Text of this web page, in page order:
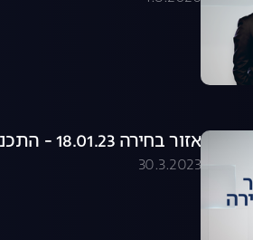
אזור בחירה 18.01.23 - התכנית המלאה
30.3.2023